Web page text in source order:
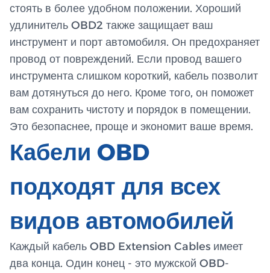
стоять в более удобном положении. Хороший
удлинитель OBD2 также защищает ваш
инструмент и порт автомобиля. Он предохраняет
провод от повреждений. Если провод вашего
инструмента слишком короткий, кабель позволит
вам дотянуться до него. Кроме того, он поможет
вам сохранить чистоту и порядок в помещении.
Это безопаснее, проще и экономит ваше время.
Кабели OBD
подходят для всех
видов автомобилей
Каждый кабель OBD Extension Cables имеет
два конца. Один конец - это мужской OBD-